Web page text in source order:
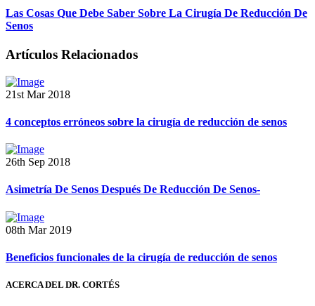
Las Cosas Que Debe Saber Sobre La Cirugía De Reducción De
Senos
Artículos Relacionados
21st Mar 2018
4 conceptos erróneos sobre la cirugía de reducción de senos
26th Sep 2018
Asimetría De Senos Después De Reducción De Senos-
08th Mar 2019
Beneficios funcionales de la cirugía de reducción de senos
ACERCA DEL DR. CORTÉS